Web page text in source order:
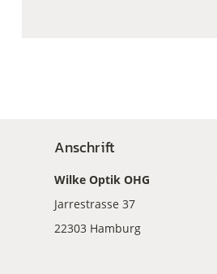
Anschrift
Wilke Optik OHG
Jarrestrasse 37
22303 Hamburg